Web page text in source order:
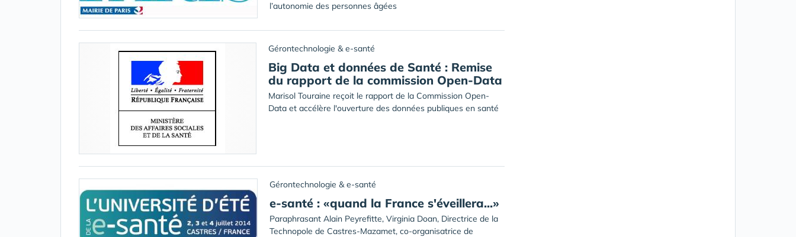
l’autonomie des personnes âgées
Gérontechnologie & e-santé
Big Data et données de Santé : Remise
du rapport de la commission Open-Data
Marisol Touraine reçoit le rapport de la Commission Open-
Data et accélère l'ouverture des données publiques en santé
Gérontechnologie & e-santé
e-santé : «quand la France s'éveillera...»
Paraphrasant Alain Peyrefitte, Virginia Doan, Directrice de la
Technopole de Castres-Mazamet, co-organisatrice de